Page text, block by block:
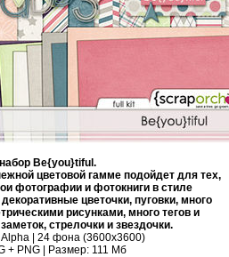
Be{you}tiful.
цветовой гамме подойдет для тех,
фотографии и фотокниги в стиле
цветочки, пуговки, много
рисунками, много тегов и
стрелочки и звездочки.
| 24 фона (3600х3600)
+ PNG | Размер: 111 Mб